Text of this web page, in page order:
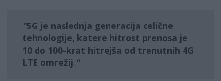
5G je naslednja generacija celične
tehnologije, katere hitrost prenosa je
10 do 100-krat hitrejša od trenutnih 4G
LTE omrežij.